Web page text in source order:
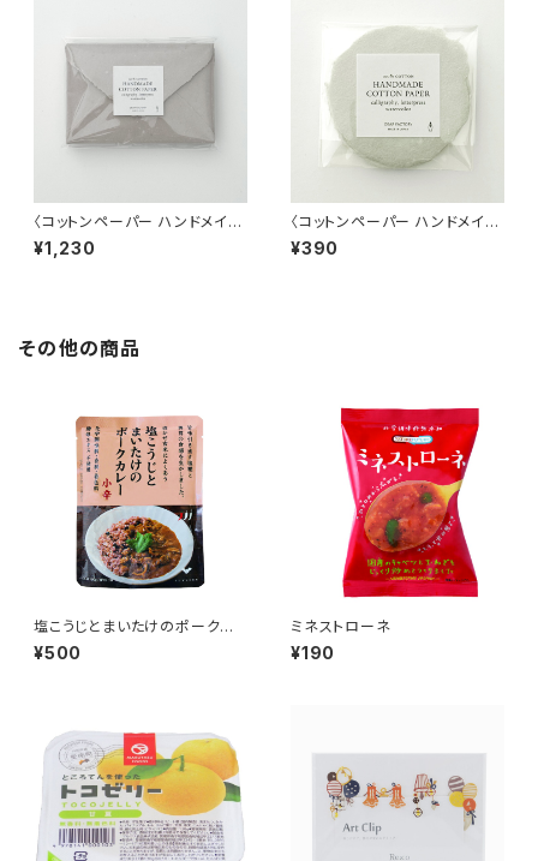
〈コットンペーパー ハンドメイド
日本製〉 Sサイズ封筒 グレー
ジュ
¥1,230
〈コットンペーパー ハンドメイド
日本製〉ラウンドカード セージ
グリーン
¥390
その他の商品
塩こうじとまいたけのポークカ
レー
¥500
ミネストローネ
¥190